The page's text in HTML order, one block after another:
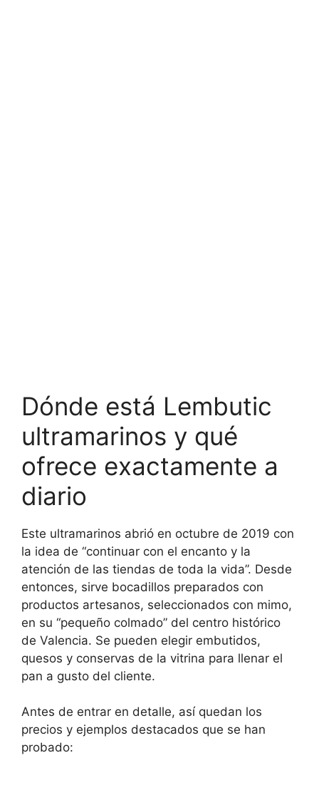
Dónde está Lembutic
ultramarinos y qué
ofrece exactamente a
diario
Este ultramarinos abrió en octubre de 2019 con
la idea de “continuar con el encanto y la
atención de las tiendas de toda la vida”. Desde
entonces, sirve bocadillos preparados con
productos artesanos, seleccionados con mimo,
en su “pequeño colmado” del centro histórico
de Valencia. Se pueden elegir embutidos,
quesos y conservas de la vitrina para llenar el
pan a gusto del cliente.
Antes de entrar en detalle, así quedan los
precios y ejemplos destacados que se han
probado: